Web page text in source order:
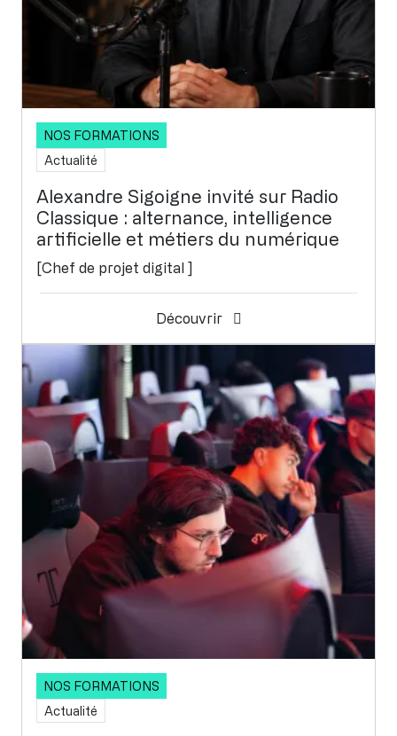
NOS FORMATIONS
Actualité
Alexandre Sigoigne invité sur Radio
Classique : alternance, intelligence
artificielle et métiers du numérique
[Chef de projet digital ]
Découvrir
NOS FORMATIONS
Actualité